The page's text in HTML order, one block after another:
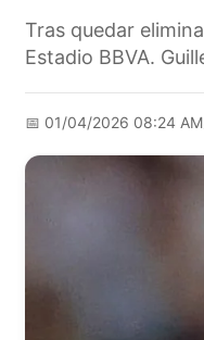
Tras quedar
Estadio BBVA.
📅 01/04/2026 08:24 AM